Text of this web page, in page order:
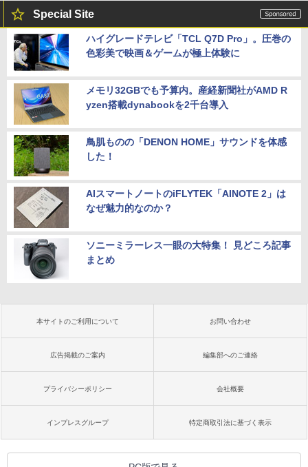
Special Site
ハイグレードテレビ「TCL Q7D Pro」。圧巻の
色彩美で映画＆ゲームが極上体験に
メモリ32GBでも予算内。産経新聞社がAMD R
yzen搭載dynabookを2千台導入
鳥肌ものの「DENON HOME」サウンドを体感
した！
AIスマートノートのiFLYTEK「AINOTE 2」は
なぜ魅力的なのか？
ソニーミラーレス一眼の大特集！ 見どころ記事
まとめ
本サイトのご利用について お問い合わせ
広告掲載のご案内 編集部へのご連絡
プライバシーポリシー 会社概要
インプレスグループ 特定商取引法に基づく表示